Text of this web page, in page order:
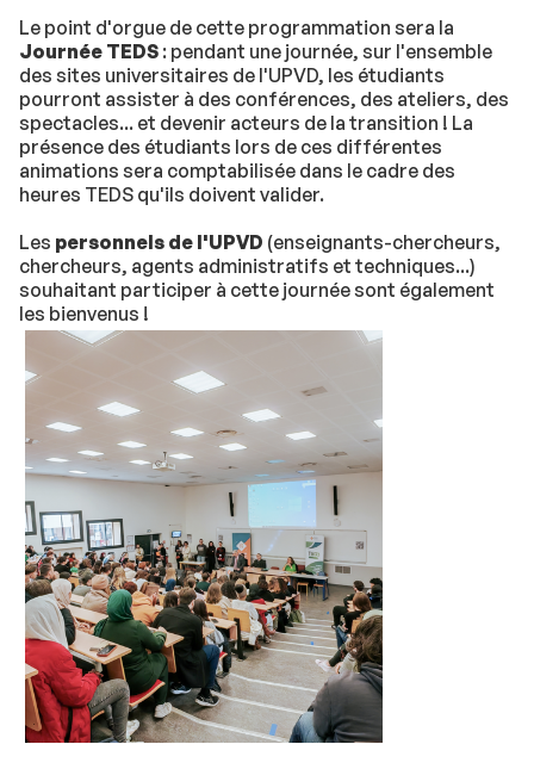
Le point d'orgue de cette programmation sera la
Journée TEDS : pendant une journée, sur l'ensemble
des sites universitaires de l'UPVD, les étudiants
pourront assister à des conférences, des ateliers, des
spectacles... et devenir acteurs de la transition ! La
présence des étudiants lors de ces différentes
animations sera comptabilisée dans le cadre des
heures TEDS qu'ils doivent valider.
Les personnels de l'UPVD (enseignants-chercheurs,
chercheurs, agents administratifs et techniques...)
souhaitant participer à cette journée sont également
les bienvenus !